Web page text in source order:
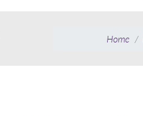
Home